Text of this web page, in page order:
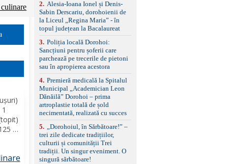
g
schimbare bandă și
menținere bandă Faruri
bi-xenon adaptive cu
asistent fază lungă
automată , lumini de zi
LED, proiectoare ceață
LED, spălătoare faruri
față/spate, cameră
marșarier Keyless entry
& start, geamuri electrice
față/spate, oglinzi
electrice, încălzite și
rabatabile Sistem hands-
free, Bluetooth, USB
Sistem start/stop, frână
de parcare electrică,
anvelope vară runflat
2. Alesia-Ioana Ionel și Denis-
Sabin Derscariu, dorohoienii de
la Liceul „Regina Maria” - în
topul județean la Bacalaureat
3. Poliția locală Dorohoi:
Sancțiuni pentru șoferii care
parchează pe trecerile de pietoni
sau în apropierea acestora
4. Premieră medicală la Spitalul
Municipal „Academician Leon
Dănăilă” Dorohoi – prima
artroplastie totală de șold
necimentată, realizată cu succes
5.
„Dorohoiul, în Sărbătoare!” –
trei zile dedicate tradițiilor,
culturii și comunității Trei
tradiții. Un singur eveniment. O
singură sărbătoare!